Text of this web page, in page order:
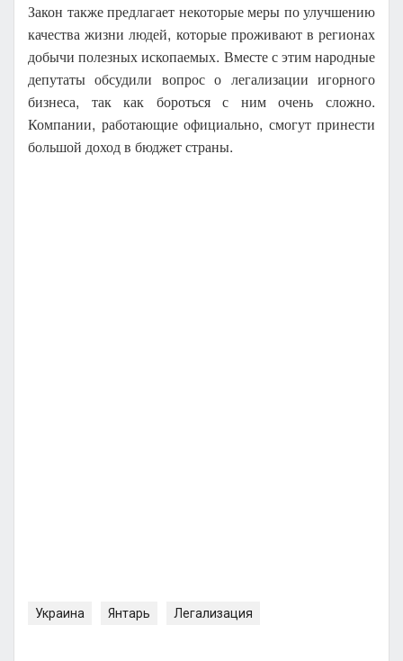
Закон также предлагает некоторые меры по улучшению
качества жизни людей, которые проживают в регионах
добычи полезных ископаемых. Вместе с этим народные
депутаты обсудили вопрос о легализации игорного
бизнеса, так как бороться с ним очень сложно.
Компании, работающие официально, смогут принести
большой доход в бюджет страны.
Украина Янтарь Легализация